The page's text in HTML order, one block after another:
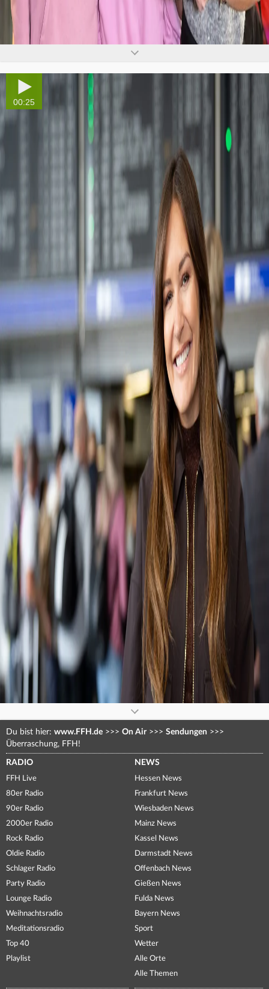
seconds
of
seconds
00:25
Du bist hier: www.FFH.de >>> On Air >>> Sendungen >>>
Überraschung, FFH!
RADIO
FFH Live
80er Radio
90er Radio
2000er Radio
Rock Radio
Oldie Radio
Schlager Radio
Party Radio
Lounge Radio
Weihnachtsradio
Meditationsradio
Top 40
Playlist
NEWS
Hessen News
Frankfurt News
Wiesbaden News
Mainz News
Kassel News
Darmstadt News
Offenbach News
Gießen News
Fulda News
Bayern News
Sport
Wetter
Alle Orte
Alle Themen